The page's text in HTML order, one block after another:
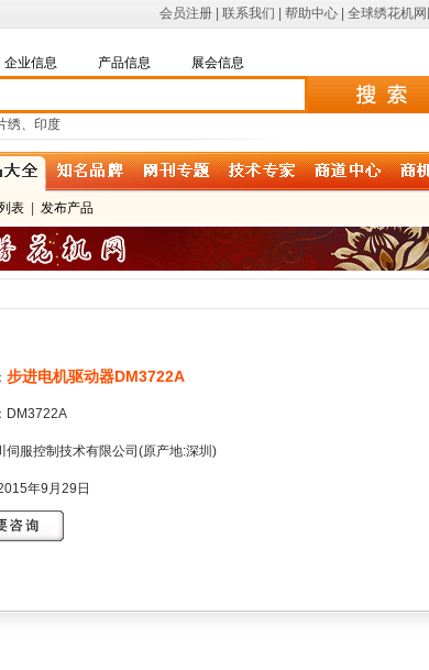
会员注册| 联系我们 帮助中心| 全球绣花机
企业信息 产品信息 展会信息
绣、印度
表| 发布产品
步进电机驱动器DM3722A
DM3722A
伺服控制技术有限公司(原产地:深圳)
年9月29日